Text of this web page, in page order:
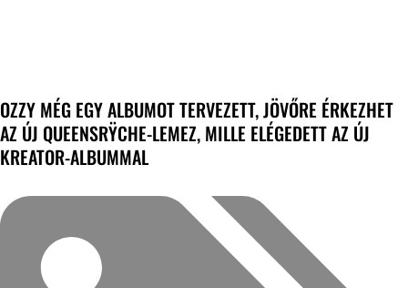
OZZY MÉG EGY ALBUMOT TERVEZETT, JÖVŐRE ÉRKEZHET
AZ ÚJ QUEENSRŸCHE-LEMEZ, MILLE ELÉGEDETT AZ ÚJ
KREATOR-ALBUMMAL